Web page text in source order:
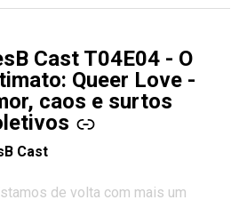
Cast T04E04 - O
Queer Love -
caos e surtos
Cast
de volta com mais um